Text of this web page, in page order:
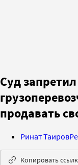
Суд
продавать
Ринат Таиров
Копировать